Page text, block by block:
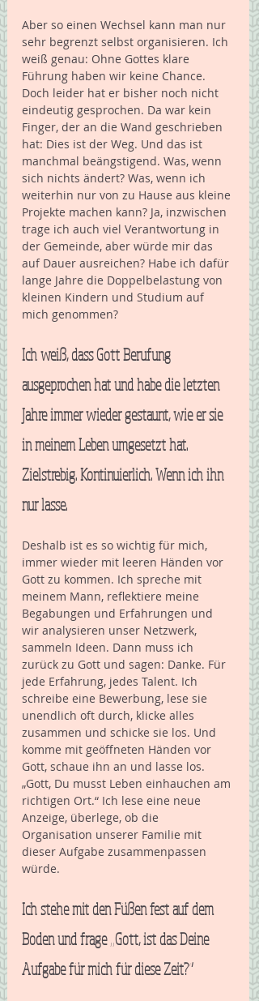
Aber so einen Wechsel kann man nur
sehr begrenzt selbst organisieren. Ich
weiß genau: Ohne Gottes klare
Führung haben wir keine Chance.
Doch leider hat er bisher noch nicht
eindeutig gesprochen. Da war kein
Finger, der an die Wand geschrieben
hat: Dies ist der Weg. Und das ist
manchmal beängstigend. Was, wenn
sich nichts ändert? Was, wenn ich
weiterhin nur von zu Hause aus kleine
Projekte machen kann? Ja, inzwischen
trage ich auch viel Verantwortung in
der Gemeinde, aber würde mir das
auf Dauer ausreichen? Habe ich dafür
lange Jahre die Doppelbelastung von
kleinen Kindern und Studium auf
mich genommen?
Ich weiß, dass Gott Berufung
ausgeprochen hat und habe die letzten
Jahre immer wieder gestaunt, wie er sie
in meinem Leben umgesetzt hat.
Zielstrebig. Kontinuierlich. Wenn ich ihn
nur lasse.
Deshalb ist es so wichtig für mich,
immer wieder mit leeren Händen vor
Gott zu kommen. Ich spreche mit
meinem Mann, reflektiere meine
Begabungen und Erfahrungen und
wir analysieren unser Netzwerk,
sammeln Ideen. Dann muss ich
zurück zu Gott und sagen: Danke. Für
jede Erfahrung, jedes Talent. Ich
schreibe eine Bewerbung, lese sie
unendlich oft durch, klicke alles
zusammen und schicke sie los. Und
komme mit geöffneten Händen vor
Gott, schaue ihn an und lasse los.
„Gott, Du musst Leben einhauchen am
richtigen Ort.“ Ich lese eine neue
Anzeige, überlege, ob die
Organisation unserer Familie mit
dieser Aufgabe zusammenpassen
würde.
Ich stehe mit den Füßen fest auf dem
Boden und frage „Gott, ist das Deine
Aufgabe für mich für diese Zeit?“